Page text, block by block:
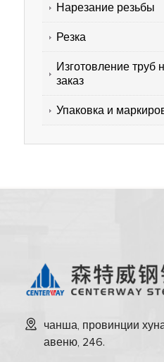
Нарезание резьбы
Резка
Изготовление труб
заказ
Упаковка и
Трубы
чанша, провинции
авеню, 246.